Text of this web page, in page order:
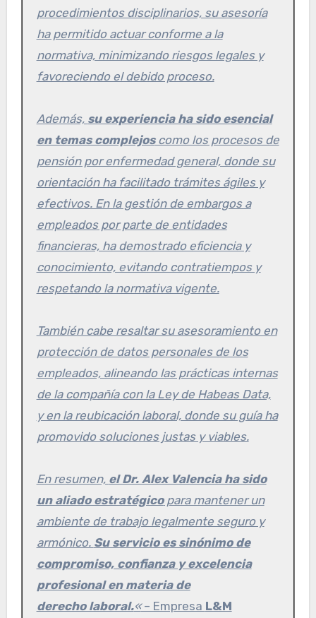
procedimientos disciplinarios, su asesoría
ha permitido actuar conforme a la
normativa, minimizando riesgos legales y
favoreciendo el debido proceso.
Además, su experiencia ha sido esencial
en temas complejoscomo los procesos de
pensión por enfermedad general, donde su
orientación ha facilitado trámites ágiles y
efectivos. En la gestión de embargos a
empleados por parte de entidades
financieras, ha demostrado eficiencia y
conocimiento, evitando contratiempos y
respetando la normativa vigente.
También cabe resaltar su asesoramiento en
protección de datos personales de los
empleados, alineando las prácticas internas
de la compañía con la Ley de Habeas Data,
y en la reubicación laboral, donde su guía ha
promovido soluciones justas y viables.
En resumen, el Dr. Alex Valencia ha sido
un aliado estratégicopara mantener un
ambiente de trabajo legalmente seguro y
armónico. Su servicio es sinónimo de
compromiso, confianza y excelencia
profesional en materia de
derecho laboral.«– Empresa L&M